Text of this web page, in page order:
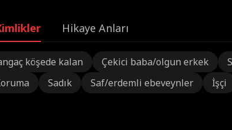
Hikaye Anları
köşede kalan Çekici baba/olgun erkek
Sadık Saf/erdemli ebeveynler İşçi